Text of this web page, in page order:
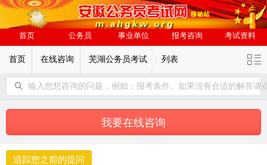
首页 公务员 事业单位 报考咨询 考试资料
首页 在线咨询 芜湖公务员考试 列表
输入您想咨询的问题，例如：报考条件。如果没有合适的解答请
我要在线咨询
追踪您之前的提问